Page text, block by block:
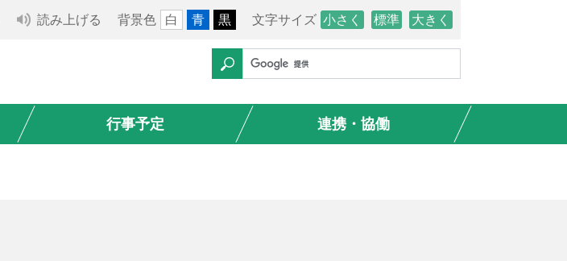
読み上げる 背景色 白 青 黒 文字サイズ 小さく 標準 大きく
行事予定 連携・協働